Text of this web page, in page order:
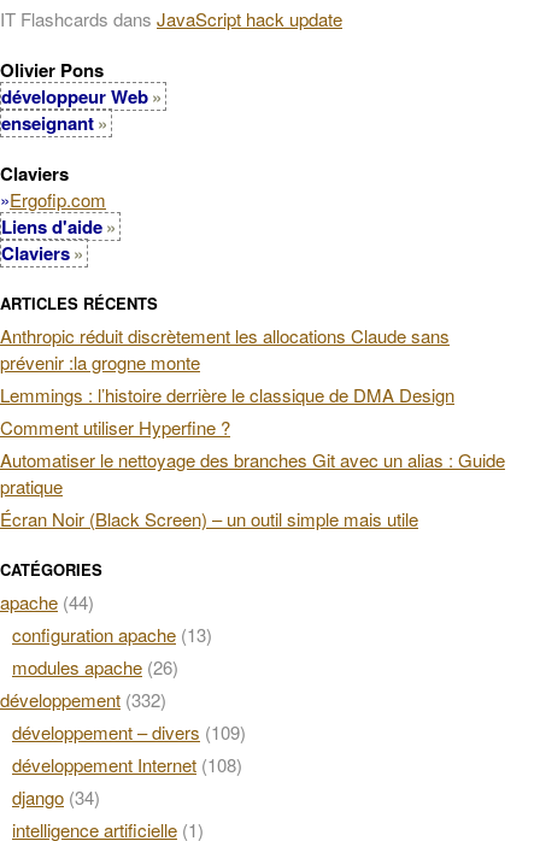
IT Flashcards dans JavaScript hack update
Olivier Pons
développeur Web
enseignant
Claviers
»Ergofip.com
Liens d'aide
Claviers
ARTICLES RÉCENTS
Anthropic réduit discrètement les allocations Claude sans
prévenir :la grogne monte
Lemmings : l’histoire derrière le classique de DMA Design
Comment utiliser Hyperfine ?
Automatiser le nettoyage des branches Git avec un alias : Guide
pratique
Écran Noir (Black Screen) – un outil simple mais utile
CATÉGORIES
apache (44)
configuration apache (13)
modules apache (26)
développement (332)
développement – divers (109)
développement Internet (108)
django (34)
intelligence artificielle (1)